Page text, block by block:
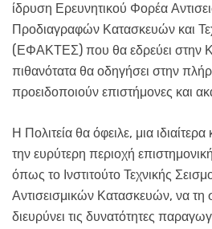
ίδρυση Ερευνητικού Φορέα
Προδιαγραφών Κατασκευών και
(ΕΦΑΚΤΕΣ) που θα εδρεύει στην
πιθανότατα θα οδηγήσει στην
προειδοποιούν επιστήμονες και
Η Πολιτεία θα όφειλε, μια
την ευρύτερη περιοχή
όπως το Ινστιτούτο Τεχνικής
Αντισεισμικών Κατασκευών, να τη
διευρύνει τις δυνατότητες